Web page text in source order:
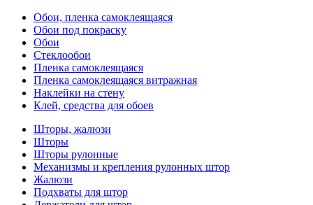
Обои, пленка самоклеящаяся
Обои под покраску
Обои
Стеклообои
Пленка самоклеящаяся
Пленка самоклеящаяся витражная
Наклейки на стену
Клей, средства для обоев
Шторы, жалюзи
Шторы
Шторы рулонные
Механизмы и крепления рулонных штор
Жалюзи
Подхваты для штор